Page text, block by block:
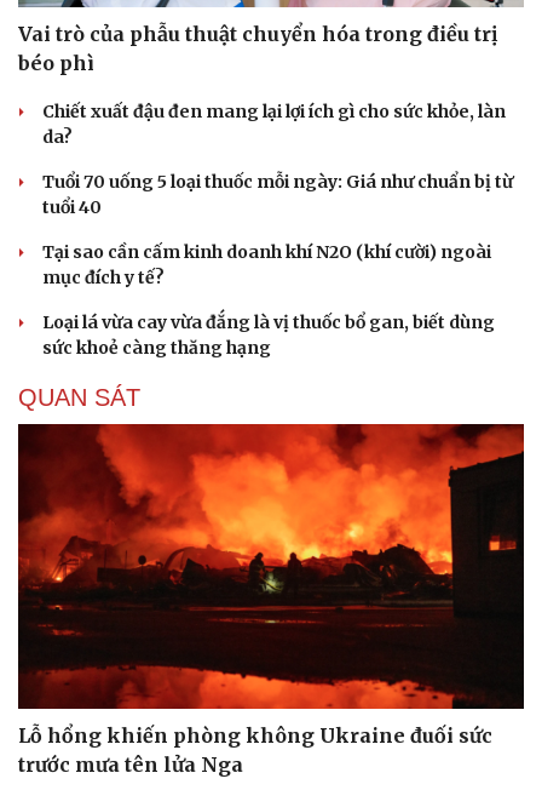
Vai trò của phẫu thuật chuyển hóa trong điều trị
béo phì
Chiết xuất đậu đen mang lại lợi ích gì cho sức khỏe, làn
da?
Tuổi 70 uống 5 loại thuốc mỗi ngày: Giá như chuẩn bị từ
tuổi 40
Tại sao cần cấm kinh doanh khí N2O (khí cười) ngoài
mục đích y tế?
Loại lá vừa cay vừa đắng là vị thuốc bổ gan, biết dùng
sức khoẻ càng thăng hạng
QUAN SÁT
Lỗ hổng khiến phòng không Ukraine đuối sức
trước mưa tên lửa Nga